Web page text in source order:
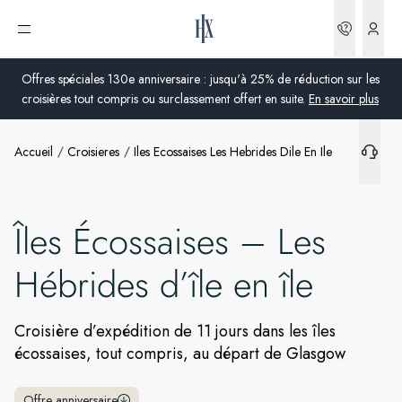
Offres spéciales 130e anniversaire : jusqu'à 25% de réduction sur les
croisières tout compris ou surclassement offert en suite. En savoir plus
Ouvrir le menu
Royaume-Uni
États-Unis
Allemagne
Suisse
Global
Accueil Croisieres Iles Ecossaises Les Hebrides Dile En Ile
Îles Écossaises – Les
Hébrides d’île en île
Croisière d’expédition de 11 jours dans les îles
écossaises, tout compris, au départ de Glasgow